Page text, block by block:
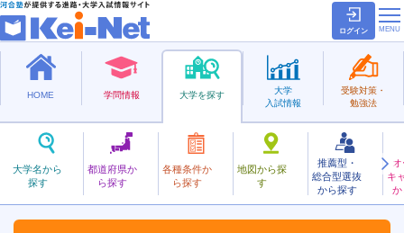
ログイン
HOME 学問情報 大学を探す
大学名から
探す
都道府県か
ら探す
各種条件か
ら探す
地図から探
す
推薦型・
総合型選抜
から探す
キ
か
大学
入試情報
受験対策・
勉強法
国立
ほっかいどう
北海道大学 お気に入り